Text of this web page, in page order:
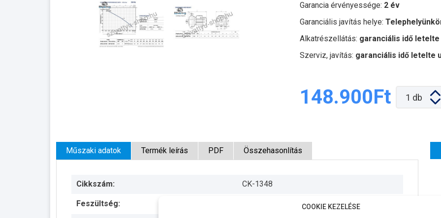
Garancia érvényessége: 2 év
Garanciális javítás helye:
Alkatrészellátás: garanciális idő letelte
Szerviz, javítás: garanciális idő letelte
148.900Ft 1 db
Műszaki adatok Termék leírás PDF Összehasonlítás
Cikkszám: CK-1348
Feszültség: COOKIE KEZELÉSE